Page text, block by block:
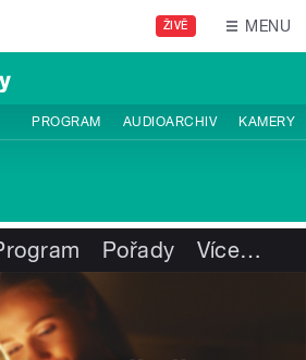
ŽIVĚ MENU
PROGRAM AUDIOARCHIV KAMERY
Pořady Více…